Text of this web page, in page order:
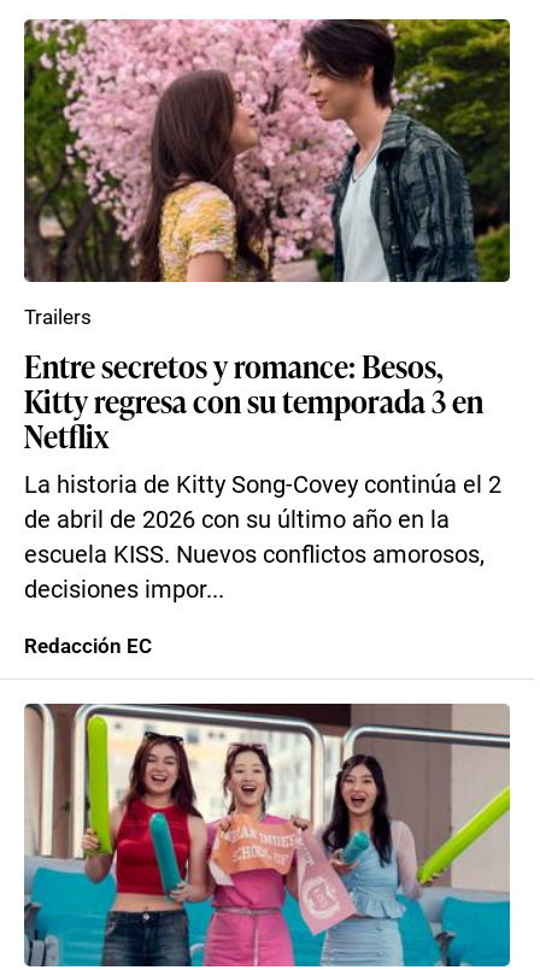
Entre secretos y romance: Besos,
Kitty regresa con su temporada 3 en
Netflix
La historia de Kitty Song-Covey continúa el 2
de abril de 2026 con su último año en la
escuela KISS. Nuevos conflictos amorosos,
decisiones impor...
Trailers
Redacción EC